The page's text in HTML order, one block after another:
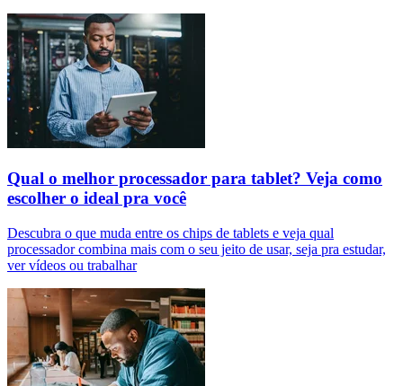
Qual o melhor processador para tablet? Veja como
escolher o ideal pra você
Descubra o que muda entre os chips de tablets e veja qual
processador combina mais com o seu jeito de usar, seja pra estudar,
ver vídeos ou trabalhar